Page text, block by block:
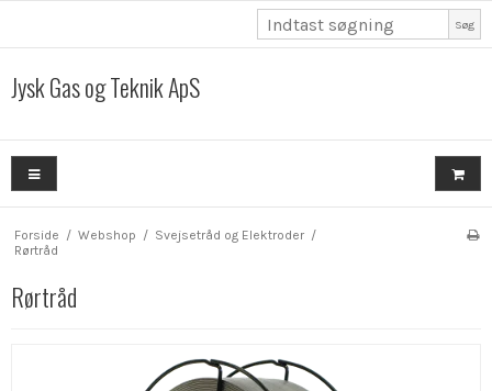
Søg
Jysk Gas og Teknik ApS
Forside / Webshop / Svejsetråd og Elektroder /
Rørtråd
Rørtråd